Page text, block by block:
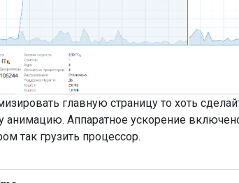
главную страницу то хоть
анимацию. Аппаратное ускорение
так грузить процессор.